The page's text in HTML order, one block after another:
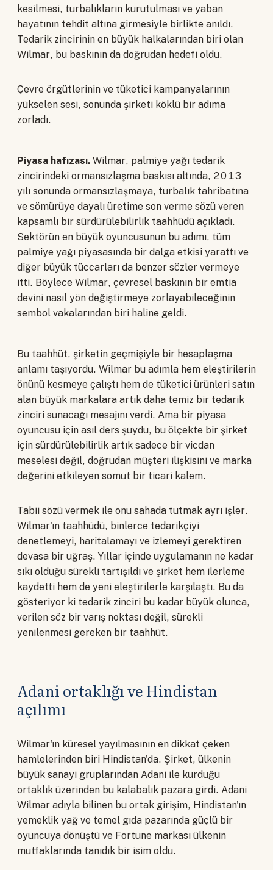
kesilmesi, turbalıkların kurutulması ve yaban
hayatının tehdit altına girmesiyle birlikte anıldı.
Tedarik zincirinin en büyük halkalarından biri olan
Wilmar, bu baskının da doğrudan hedefi oldu.
Çevre örgütlerinin ve tüketici kampanyalarının
yükselen sesi, sonunda şirketi köklü bir adıma
zorladı.
Piyasa hafızası. Wilmar, palmiye yağı tedarik
zincirindeki ormansızlaşma baskısı altında, 2013
yılı sonunda ormansızlaşmaya, turbalık tahribatına
ve sömürüye dayalı üretime son verme sözü veren
kapsamlı bir sürdürülebilirlik taahhüdü açıkladı.
Sektörün en büyük oyuncusunun bu adımı, tüm
palmiye yağı piyasasında bir dalga etkisi yarattı ve
diğer büyük tüccarları da benzer sözler vermeye
itti. Böylece Wilmar, çevresel baskının bir emtia
devini nasıl yön değiştirmeye zorlayabileceğinin
sembol vakalarından biri haline geldi.
Bu taahhüt, şirketin geçmişiyle bir hesaplaşma
anlamı taşıyordu. Wilmar bu adımla hem eleştirilerin
önünü kesmeye çalıştı hem de tüketici ürünleri satın
alan büyük markalara artık daha temiz bir tedarik
zinciri sunacağı mesajını verdi. Ama bir piyasa
oyuncusu için asıl ders şuydu, bu ölçekte bir şirket
için sürdürülebilirlik artık sadece bir vicdan
meselesi değil, doğrudan müşteri ilişkisini ve marka
değerini etkileyen somut bir ticari kalem.
Tabii sözü vermek ile onu sahada tutmak ayrı işler.
Wilmar'ın taahhüdü, binlerce tedarikçiyi
denetlemeyi, haritalamayı ve izlemeyi gerektiren
devasa bir uğraş. Yıllar içinde uygulamanın ne kadar
sıkı olduğu sürekli tartışıldı ve şirket hem ilerleme
kaydetti hem de yeni eleştirilerle karşılaştı. Bu da
gösteriyor ki tedarik zinciri bu kadar büyük olunca,
verilen söz bir varış noktası değil, sürekli
yenilenmesi gereken bir taahhüt.
Adani ortaklığı ve Hindistan
açılımı
Wilmar'ın küresel yayılmasının en dikkat çeken
hamlelerinden biri Hindistan'da. Şirket, ülkenin
büyük sanayi gruplarından Adani ile kurduğu
ortaklık üzerinden bu kalabalık pazara girdi. Adani
Wilmar adıyla bilinen bu ortak girişim, Hindistan'ın
yemeklik yağ ve temel gıda pazarında güçlü bir
oyuncuya dönüştü ve Fortune markası ülkenin
mutfaklarında tanıdık bir isim oldu.